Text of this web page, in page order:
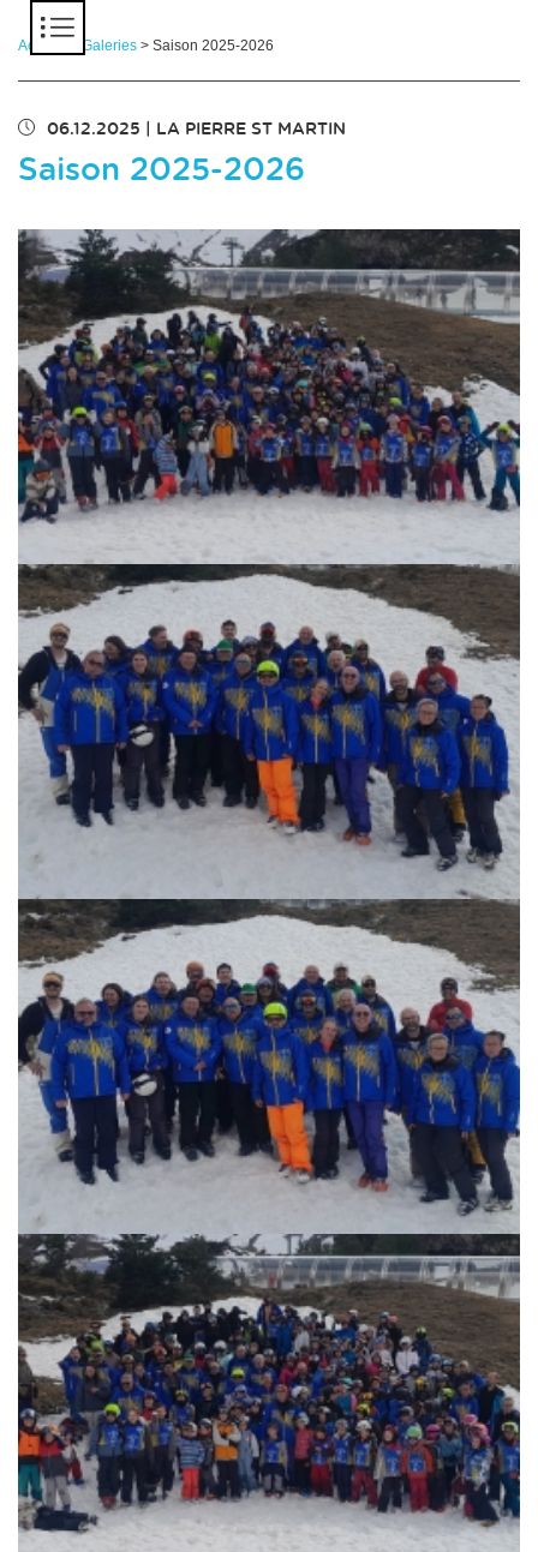
Accueil Galeries > Saison 2025-2026
06.12.2025 LA PIERRE ST MARTIN
Saison 2025-2026
Chargement des images en cours...